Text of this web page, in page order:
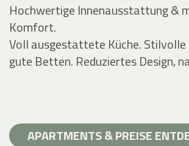
Hochwertige Innenausstattung &
Komfort.
Voll ausgestattete Küche. Stilvolle
gute Betten. Reduziertes Design,
APARTMENTS & PREISE